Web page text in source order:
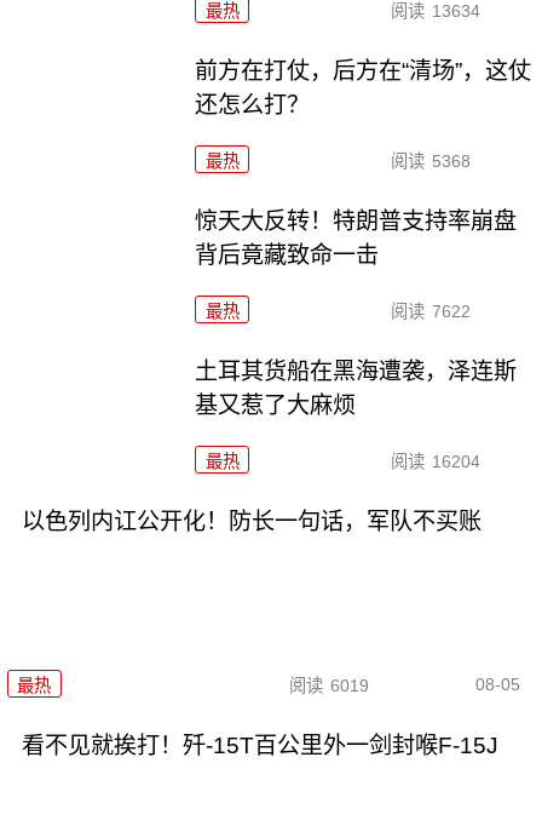
最热 阅读 13634
前方在打仗，后方在“清场”，这仗
还怎么打？
最热 阅读 5368
惊天大反转！特朗普支持率崩盘
背后竟藏致命一击
最热 阅读 7622
土耳其货船在黑海遭袭，泽连斯
基又惹了大麻烦
最热 阅读 16204
以色列内讧公开化！防长一句话，军队不买账
最热 阅读 6019 08-05
看不见就挨打！歼-15T百公里外一剑封喉F-15J